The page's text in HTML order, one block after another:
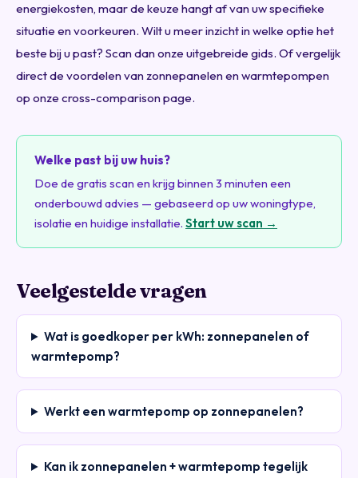
energiekosten, maar de keuze hangt af van uw specifieke
situatie en voorkeuren. Wilt u meer inzicht in welke optie het
beste bij u past? Scan dan onze uitgebreide gids. Of vergelijk
direct de voordelen van zonnepanelen en warmtepompen
op onze cross-comparison page.
Welke past bij uw huis?
Doe de gratis scan en krijg binnen 3 minuten een
onderbouwd advies — gebaseerd op uw woningtype,
isolatie en huidige installatie. Start uw scan →
Veelgestelde vragen
Wat is goedkoper per kWh: zonnepanelen of
warmtepomp?
Werkt een warmtepomp op zonnepanelen?
Kan ik zonnepanelen + warmtepomp tegelijk